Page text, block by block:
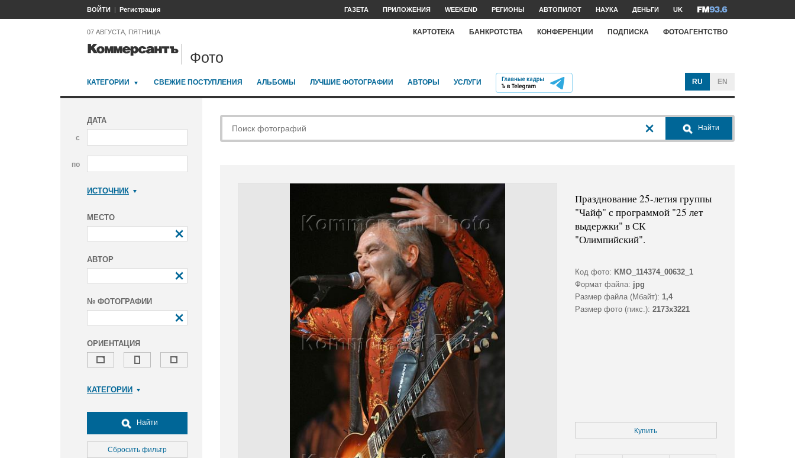
ВОЙТИ Регистрация ГАЗЕТА ПРИЛОЖЕНИЯ WEEKEND РЕГИОНЫ АВТОПИЛОТ НАУКА ДЕНЬГИ UK
07 АВГУСТА, ПЯТНИЦА КАРТОТЕКА БАНКРОТСТВА КОНФЕРЕНЦИИ ПОДПИСКА ФОТОАГЕНТСТВО
Фото
КАТЕГОРИИ СВЕЖИЕ ПОСТУПЛЕНИЯ АЛЬБОМЫ ЛУЧШИЕ ФОТОГРАФИИ АВТОРЫ УСЛУГИ RU EN
ДАТА
с
по
ИСТОЧНИК
МЕСТО
АВТОР
№ ФОТОГРАФИИ
ОРИЕНТАЦИЯ
КАТЕГОРИИ
Досуг, туризм и отдых
Культура
Медицина
Найти
Сбросить фильтр
Найти
Празднование 25-летия группы
"Чайф" с программой "25 лет
выдержки" в СК
"Олимпийский".
Код фото: KMO_114374_00632_1
Формат файла: jpg
Размер файла (Мбайт): 1,4
Размер фото (пикс.): 2173x3221
Купить